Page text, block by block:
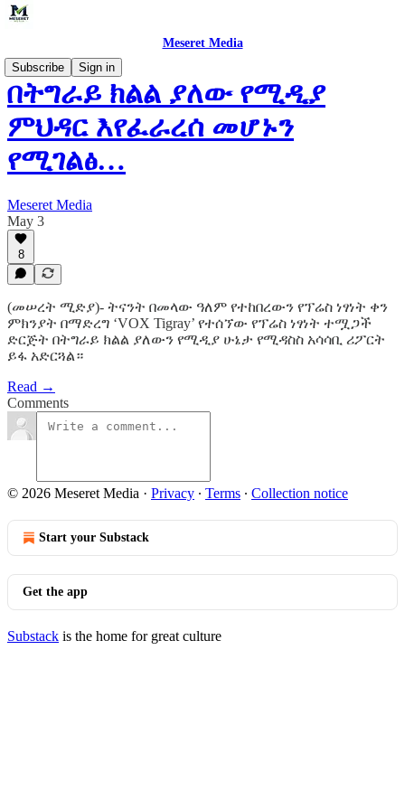
Meseret Media
Subscribe
Sign in
በትግራይ ክልል ያለው የሚዲያ
ምህዳር እየፈራረሰ መሆኑን
የሚገልፅ…
Meseret Media
May 3
8
(መሠረት ሚድያ)- ትናንት በመላው ዓለም የተከበረውን የፕሬስ ነፃነት ቀን
ምክንያት በማድረግ ‘VOX Tigray’ የተሰኘው የፕሬስ ነፃነት ተሟጋች
ድርጅት በትግራይ ክልል ያለውን የሚዲያ ሁኔታ የሚዳስስ አሳሳቢ ሪፖርት
ይፋ አድርጓል።
Read →
Comments
© 2026 Meseret Media · Privacy ∙ Terms ∙ Collection notice
Start your Substack
Get the app
Substack is the home for great culture